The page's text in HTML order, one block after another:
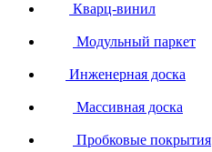
Кварц-винил
Модульный паркет
Инженерная доска
Массивная доска
Пробковые покрытия